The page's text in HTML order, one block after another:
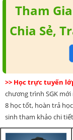
Tham
Chia Sẻ,
>> Học trực tuyến
chương trình SGK mới
8 học tốt, hoàn trả
sinh tham khảo chi